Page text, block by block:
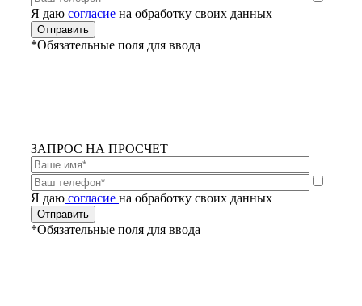
Я даю согласие на обработку своих данных
*Обязательные поля для ввода
ЗАПРОС НА ПРОСЧЕТ
Я даю согласие на обработку своих данных
*Обязательные поля для ввода